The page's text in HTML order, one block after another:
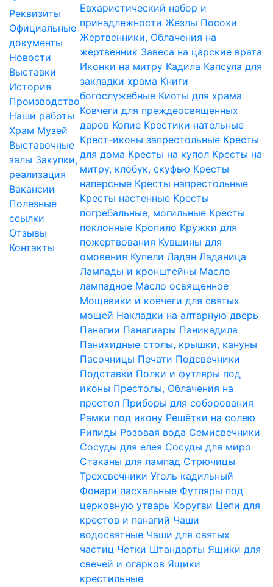
Реквизиты
Официальные
документы
Новости
Выставки
История
Производство
Наши работы
Храм Музей
Выставочные
залы Закупки,
реализация
Вакансии
Полезные
ссылки
Отзывы
Контакты
Евхаристический набор и
принадлежности Жезлы Посохи
Жертвенники, Облачения на
жертвенник Завеса на царские врата
Иконки на митру Кадила Капсула для
закладки храма Книги
богослужебные Киоты для храма
Ковчеги для преждеосвященных
даров Копие Крестики нательные
Крест-иконы запрестольные Кресты
для дома Кресты на купол Кресты на
митру, клобук, скуфью Кресты
наперсные Кресты напрестольные
Кресты настенные Кресты
погребальные, могильные Кресты
поклонные Кропило Кружки для
пожертвования Кувшины для
омовения Купели Ладан Ладаница
Лампады и кронштейны Масло
лампадное Масло освященное
Мощевики и ковчеги для святых
мощей Накладки на алтарную дверь
Панагии Панагиары Паникадила
Панихидные столы, крышки, кануны
Пасочницы Печати Подсвечники
Подставки Полки и футляры под
иконы Престолы, Облачения на
престол Приборы для соборования
Рамки под икону Решётки на солею
Рипиды Розовая вода Семисвечники
Сосуды для елея Сосуды для миро
Стаканы для лампад Стрючицы
Трехсвечники Уголь кадильный
Фонари пасхальные Футляры под
церковную утварь Хоругви Цепи для
крестов и панагий Чаши
водосвятные Чаши для святых
частиц Четки Штандарты Ящики для
свечей и огарков Ящики
крестильные